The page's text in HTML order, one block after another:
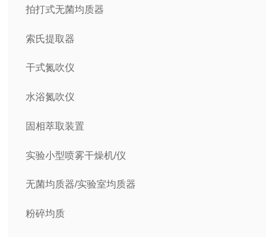
拍打式无菌均质器
索氏提取器
干式氮吹仪
水浴氮吹仪
固相萃取装置
实验小型喷雾干燥机/仪
无菌均质器/实验室均质器
粉碎均质